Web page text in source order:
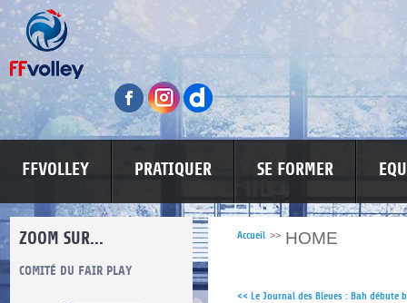
FFVOLLEY PRATIQUER SE FORMER
ZOOM SUR...
COMITÉ DU FAIR PLAY LUTTE CONTRE LES VIOLENCES
Accueil >> HOME
<< Le Journal des Bleues : Bah débute